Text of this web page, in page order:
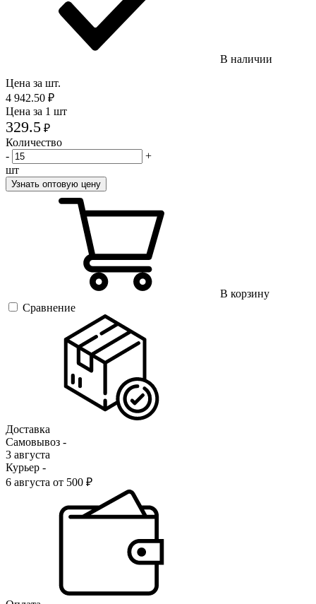
В наличии
Цена за шт.
4 942.50 ₽
Цена за 1 шт
329.5 ₽
Количество
-
+
шт
Узнать оптовую цену
В корзину
Сравнение
Доставка
Самовывоз -
3 августа
Курьер -
6 августа от 500 ₽